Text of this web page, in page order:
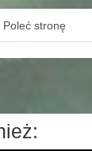
Poleć stronę